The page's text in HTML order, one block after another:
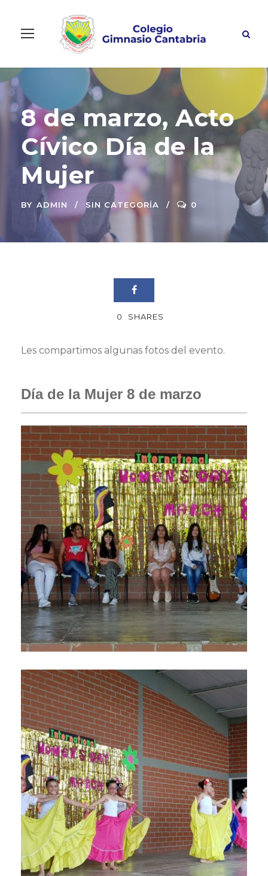
8 de marzo, Acto
Cívico Día de la
Mujer
BY ADMIN SIN CATEGORÍA 0
0 SHARES
Les compartimos algunas fotos del evento.
Día de la Mujer 8 de marzo